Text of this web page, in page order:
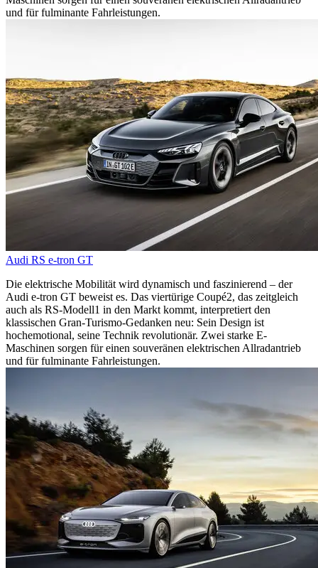
und für fulminante Fahrleistungen.
Audi RS e-tron GT
Die elektrische Mobilität wird dynamisch und faszinierend – der
Audi e-tron GT beweist es. Das viertürige Coupé2, das zeitgleich
auch als RS-Modell1 in den Markt kommt, interpretiert den
klassischen Gran-Turismo-Gedanken neu: Sein Design ist
hochemotional, seine Technik revolutionär. Zwei starke E-
Maschinen sorgen für einen souveränen elektrischen Allradantrieb
und für fulminante Fahrleistungen.